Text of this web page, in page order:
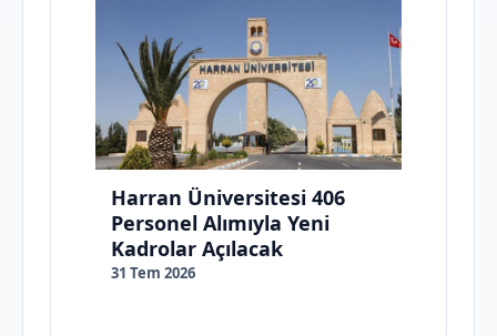
Harran Üniversitesi 406
Personel Alımıyla Yeni
Kadrolar Açılacak
31 Tem 2026